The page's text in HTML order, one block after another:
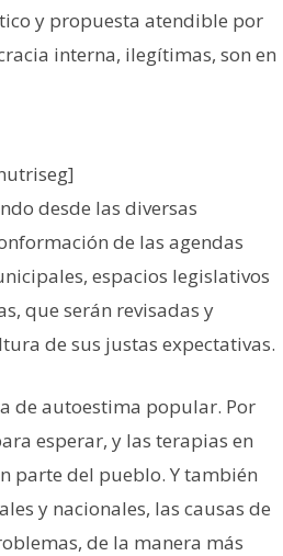
y propuesta atendible por
interna, ilegítimas, son en
desde las diversas
de las agendas
espacios legislativos
que serán revisadas y
de sus justas expectativas.
de autoestima popular. Por
esperar, y las terapias en
parte del pueblo. Y también
y nacionales, las causas de
de la manera más